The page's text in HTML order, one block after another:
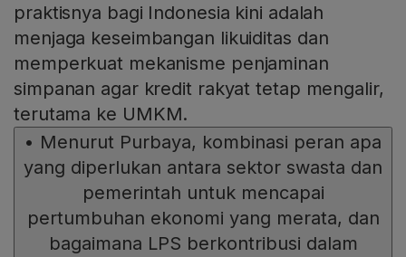
praktisnya bagi Indonesia kini adalah
menjaga keseimbangan likuiditas dan
memperkuat mekanisme penjaminan
simpanan agar kredit rakyat tetap mengalir,
terutama ke UMKM.
• Menurut Purbaya, kombinasi peran apa
yang diperlukan antara sektor swasta dan
pemerintah untuk mencapai
pertumbuhan ekonomi yang merata, dan
bagaimana LPS berkontribusi dalam